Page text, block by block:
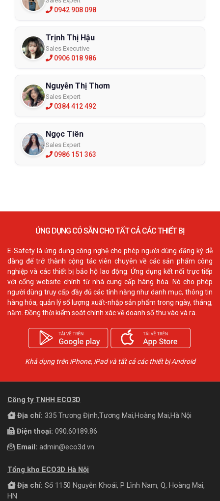
0942 908 098
Trịnh Thị Hậu
Sales Executive
0906 018 986
Nguyễn Thị Thơm
Sales Expert
0384 412 492
Ngọc Tiên
Sales Expert
0986 151 363
ỨNG DỤNG CÓ SẴN CHO TẤT CẢ CÁC THIẾT BỊ
E-Safety là ứng dụng công nghệ cho phép người dùng đăng ký dễ
dàng để trở thành cộng tác viên chuyên về các sản phẩm công
nghiệp và các thiết bị bảo hộ lao động. Ứng dụng kết nối trực tiếp
với cổng website chính từ nhà cung cấp hàng hóa. Nó cho phép
người dùng truy cấp đầy đủ các tính năng như danh mục, thông tin
hàng hóa, quản lý số lượng xuất-nhập sản phẩm trong ngày, tháng,
năm. Đồng thời kiểm soát chính xác về doanh số thu vào và ra.
Khả dụng trên iPhone, iPad và tất cả các thiết bị Android
Công ty TNHH ECO3D
Địa chỉ: 335 Trương Định,Tương Mai,Hoàng Mai,Hà Nội
Điện thoại: 090.60189.86
Email: admin@eco3d.vn
Tổng kho ECO3D Hà Nội
Địa chỉ: Số 1150 Nguyễn Khoái, P Lĩnh Nam, Q, Hoàng Mai,
HN